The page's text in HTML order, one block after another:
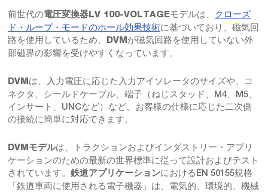
前世代の電圧変換器LV 100-VOLTAGEモデルは、
クローズ
ド・ループ・モードのホール効果技術に基づいており、磁気回
路を使用しているため、
DVM が磁気回路を使用していない外
部磁界の影響を受けやすくなっています。
DVM は、入力電圧に応じた入力アイソレータのサイズや、コ
ネクタ、シールドケーブル、端子（ねじスタッド、M4、M5、
インサート、UNCなど）など、お客様の仕様に応じた二次側
の接続に簡単に対応できます。
DVMモデルは、トラクションおよびインダストリー・アプリ
ケーションのための最新の世界標準に従って設計およびテスト
されています。 鉄道アプリケーションにおけるEN 50155規格
「鉄道車両に使用される電子機器」は、電気的、環境的、機械